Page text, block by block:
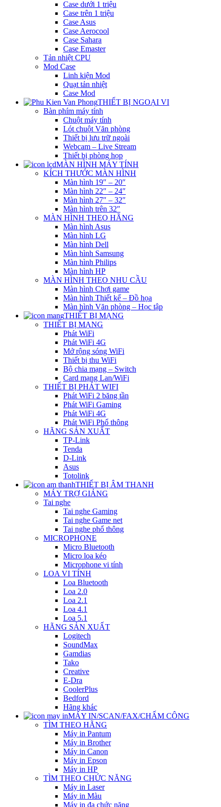
Case dưới 1 triệu
Case trên 1 triệu
Case Asus
Case Aerocool
Case Sahara
Case Emaster
Tản nhiệt CPU
Mod Case
Linh kiện Mod
Quạt tản nhiệt
Case Mod
THIẾT BỊ NGOẠI VI
Bàn phím máy tính
Chuột máy tính
Lót chuột Văn phòng
Thiết bị lưu trữ ngoài
Webcam – Live Stream
Thiết bị phòng họp
MÀN HÌNH MÁY TÍNH
KÍCH THƯỚC MÀN HÌNH
Màn hình 19″ – 20″
Màn hình 22″ – 24″
Màn hình 27″ – 32″
Màn hình trên 32″
MÀN HÌNH THEO HÃNG
Màn hình Asus
Màn hình LG
Màn hình Dell
Màn hình Samsung
Màn hình Philips
Màn hình HP
MÀN HÌNH THEO NHU CẦU
Màn hình Chơi game
Màn hình Thiết kế – Đồ họa
Màn hình Văn phòng – Học tập
THIẾT BỊ MẠNG
THIẾT BỊ MẠNG
Phát WiFi
Phát WiFi 4G
Mở rộng sóng WiFi
Thiết bị thu WiFi
Bộ chia mạng – Switch
Card mạng Lan/WiFi
THIẾT BỊ PHÁT WIFI
Phát WiFi 2 băng tần
Phát WiFi Gaming
Phát WiFi 4G
Phát WiFi Phổ thông
HÃNG SẢN XUẤT
TP-Link
Tenda
D-Link
Asus
Totolink
THIẾT BỊ ÂM THANH
MÁY TRỢ GIẢNG
Tai nghe
Tai nghe Gaming
Tai nghe Game net
Tai nghe phổ thông
MICROPHONE
Micro Bluetooth
Micro loa kéo
Microphone vi tính
LOA VI TÍNH
Loa Bluetooth
Loa 2.0
Loa 2.1
Loa 4.1
Loa 5.1
HÃNG SẢN XUẤT
Logitech
SoundMax
Gamdias
Tako
Creative
E-Dra
CoolerPlus
Bedford
Hãng khác
MÁY IN/SCAN/FAX/CHẤM CÔNG
TÌM THEO HÃNG
Máy in Pantum
Máy in Brother
Máy in Canon
Máy in Epson
Máy in HP
TÌM THEO CHỨC NĂNG
Máy in Laser
Máy in Màu
Máy in đa chức năng